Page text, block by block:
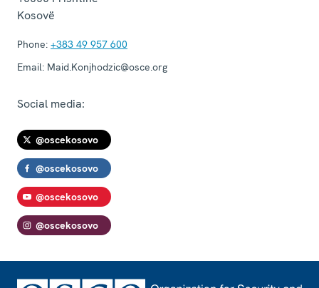
Kosovë
Phone: +383 49 957 600
Email: Maid.Konjhodzic@osce.org
Social media:
@oscekosovo
@oscekosovo
@oscekosovo
@oscekosovo